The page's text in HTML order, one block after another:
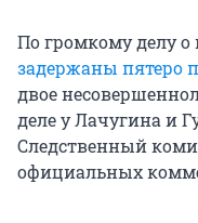
По громкому делу
задержаны пятеро
двое
деле у Лачугина и
Следственный
официальных